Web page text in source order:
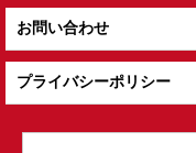
お問い合わせ
プライバシーポリシー